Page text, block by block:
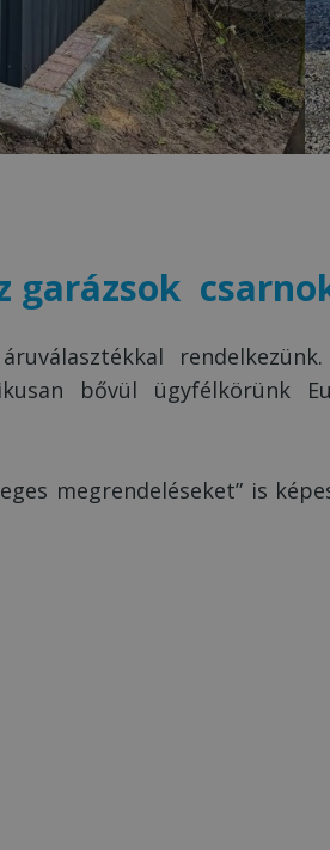
garázsok
rendelkezünk.
bővül ügyfélkörünk
megrendeléseket” is